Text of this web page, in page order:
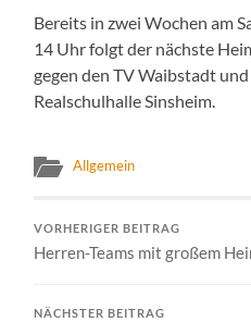
Bereits in zwei Wochen am
14 Uhr folgt der nächste
gegen den TV Waibstadt
Realschulhalle Sinsheim.
Allgemein
VORHERIGER BEITRAG
Herren-Teams mit großem
NÄCHSTER BEITRAG